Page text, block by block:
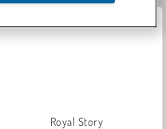
Royal Story